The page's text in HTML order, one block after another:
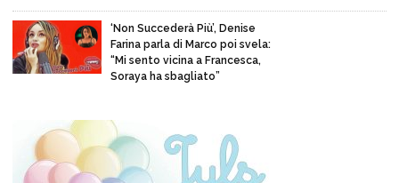
‘Non Succederà Più’, Denise
Farina parla di Marco poi svela:
“Mi sento vicina a Francesca,
Soraya ha sbagliato”